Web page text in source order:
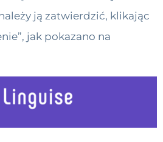
ją zatwierdzić, klikając
jak pokazano na